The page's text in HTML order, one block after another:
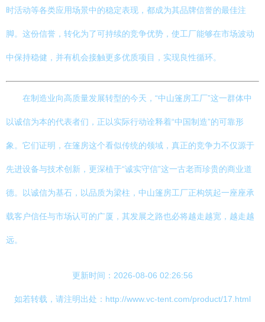
时活动等各类应用场景中的稳定表现，都成为其品牌信誉的最佳注
脚。这份信誉，转化为了可持续的竞争优势，使工厂能够在市场波动
中保持稳健，并有机会接触更多优质项目，实现良性循环。
在制造业向高质量发展转型的今天，“中山篷房工厂”这一群体中
以诚信为本的代表者们，正以实际行动诠释着“中国制造”的可靠形
象。它们证明，在篷房这个看似传统的领域，真正的竞争力不仅源于
先进设备与技术创新，更深植于“诚实守信”这一古老而珍贵的商业道
德。以诚信为基石，以品质为梁柱，中山篷房工厂正构筑起一座座承
载客户信任与市场认可的广厦，其发展之路也必将越走越宽，越走越
远。
更新时间：2026-08-06 02:26:56
如若转载，请注明出处：http://www.vc-tent.com/product/17.html